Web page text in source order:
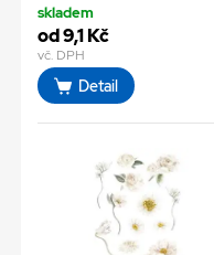
skladem
od 9,1 Kč
vč. DPH
Detail